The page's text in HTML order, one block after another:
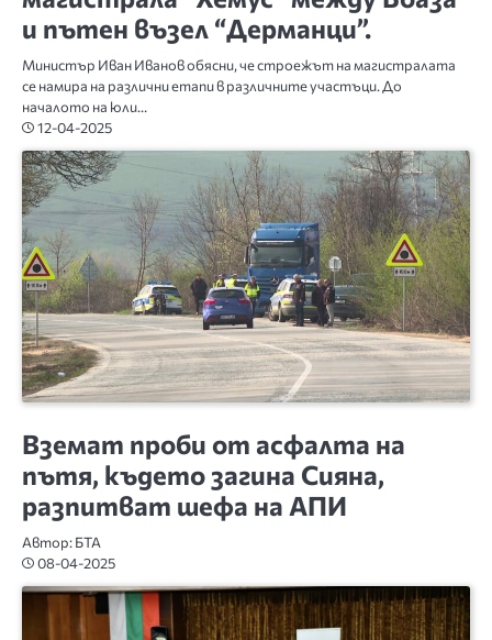
и пътен възел “Дерманци”.
Министър Иван Иванов обясни, че строежът на магистралата
се намира на различни етапи в различните участъци. До
началото на юли…
12-04-2025
Вземат проби от асфалта на
пътя, където загина Сияна,
разпитват шефа на АПИ
Автор: БТА
08-04-2025